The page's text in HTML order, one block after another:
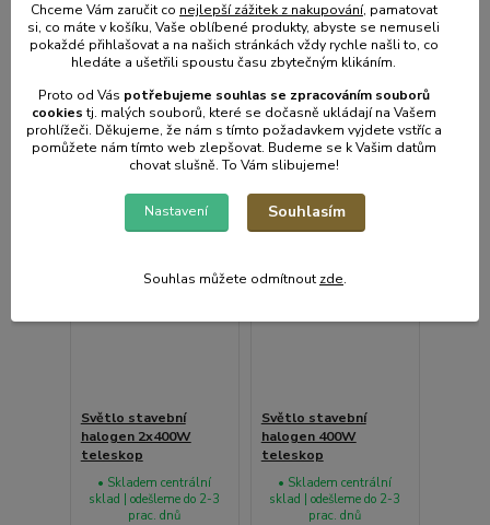
Přidat do košíku Přidat do košíku
Světlo stavební
halogen 2x400W
teleskop
• Skladem centrální
sklad | odešleme do 2-3
prac. dnů
Světlo stavební
halogen 400W
teleskop
• Skladem centrální
sklad | odešleme do 2-3
prac. dnů
Chceme Vám zaručit co nejlepší zážitek z nakupování, pamatovat
si, co máte v košíku, Vaše oblíbené produkty, abyste se nemuseli
pokaždé přihlašovat a na našich stránkách vždy rychle našli to, co
hledáte a ušetřili spoustu času zbytečným klikáním.
Proto od Vás potřebujeme souhlas se zpracováním souborů
cookiestj. malých souborů, které se dočasně ukládají na Vašem
prohlížeči. Děkujeme, že nám s tímto požadavkem vyjdete vstříc a
pomůžete nám tímto web zlepšovat. Budeme se k Vašim datům
chovat slušně. To Vám slibujeme!
Nastavení Souhlasím
Souhlas můžete odmítnout zde.